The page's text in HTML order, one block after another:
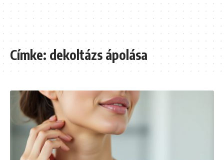
Címke:dekoltázs ápolása